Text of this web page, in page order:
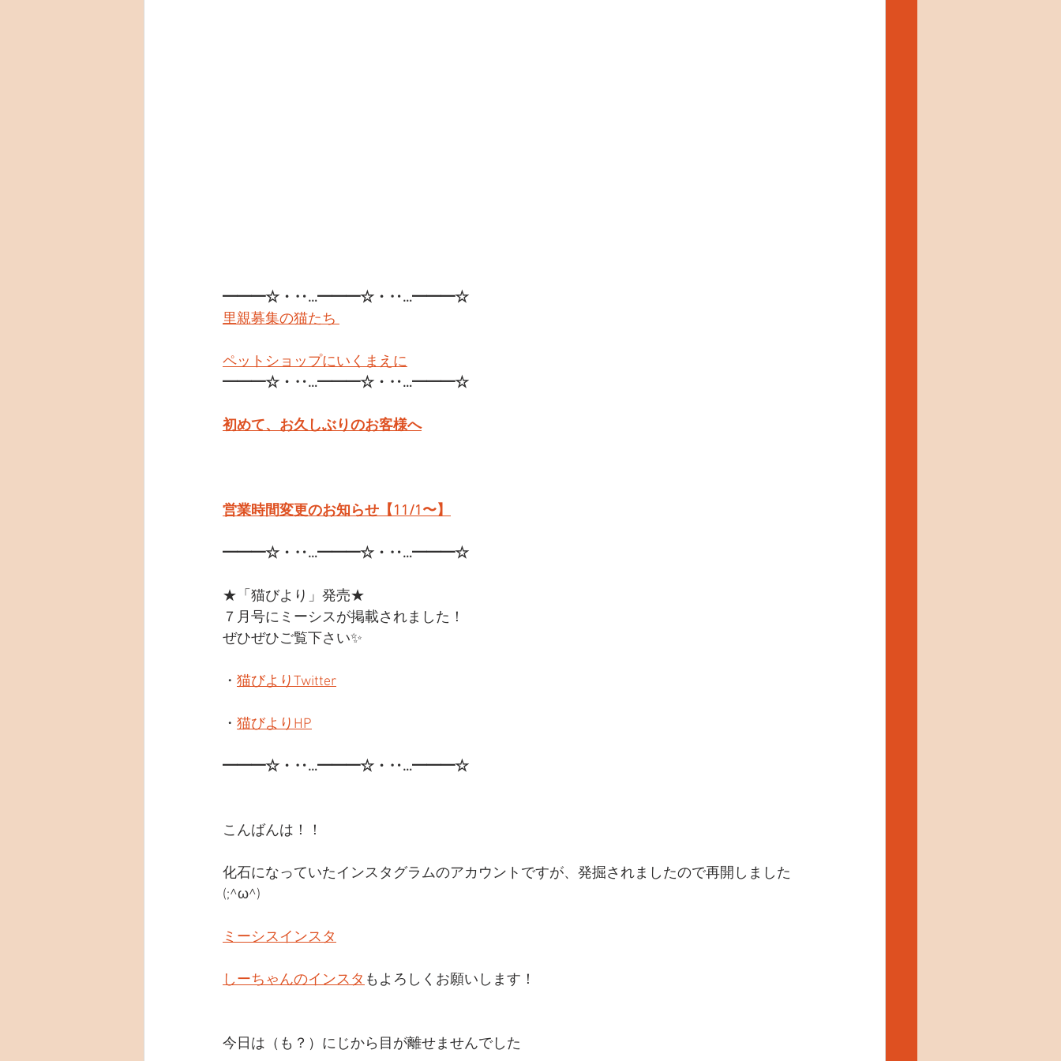
━━━☆・‥…━━━☆・‥…━━━☆
里親募集の猫たち
ペットショップにいくまえに
━━━☆・‥…━━━☆・‥…━━━☆
初めて、お久しぶりのお客様へ
営業時間変更のお知らせ【11/1〜】
━━━☆・‥…━━━☆・‥…━━━☆
★「猫びより」発売★
７月号にミーシスが掲載されました！
ぜひぜひご覧下さい✨
・ 猫びよりTwitter
・ 猫びよりHP
━━━☆・‥…━━━☆・‥…━━━☆
こんばんは！！
化石になっていたインスタグラムのアカウントですが、発掘されましたので再開しました
(;^ω^)
ミーシスインスタ
しーちゃんのインスタ もよろしくお願いします！
今日は（も？）にじから目が離せませんでした